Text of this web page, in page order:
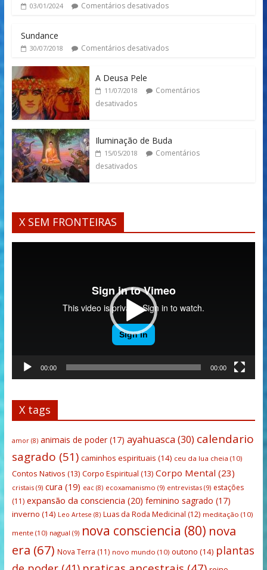
03/01/2024 Comentários desativados
Sundance
30/07/2018 Comentários desativados
A Deusa Pele
11/07/2018
Comentários
desativados
Iluminação de Buda
15/05/2018
Comentários
desativados
X SEM FRONTEIRAS
00:00 00:00
X tags
amor(8) animais de poder(17) ayahuasca(30) calendario
sagrado (51) caminhos espirituais (14) ceu da lua cheia (10)
Contos Nativos (13) Corpo Espiritual (13) Corpo Mental (23)
cristais(9) cura (19) eac(8) ecoxamanismo (9) entrevistas(9) estações
(11) expansão da consciencia (20) feminino sagrado (17)
inverno (14) Leo Artese (8) Luas da Roda Medicinal (12) meditação (10)
mente(10) nagual (9) nova consciencia (80) nova
era (67) Nova Terra (11) novo mundo (10) outono (14) plantas